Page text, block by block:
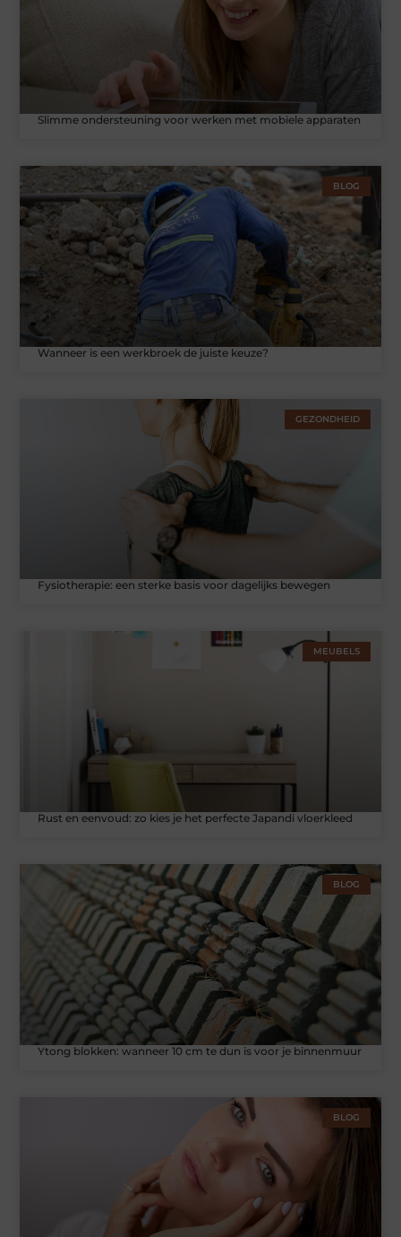
Slimme ondersteuning voor werken met mobiele apparaten
BLOG
Wanneer is een werkbroek de juiste keuze?
GEZONDHEID
Fysiotherapie: een sterke basis voor dagelijks bewegen
MEUBELS
Rust en eenvoud: zo kies je het perfecte Japandi vloerkleed
BLOG
Ytong blokken: wanneer 10 cm te dun is voor je binnenmuur
BLOG